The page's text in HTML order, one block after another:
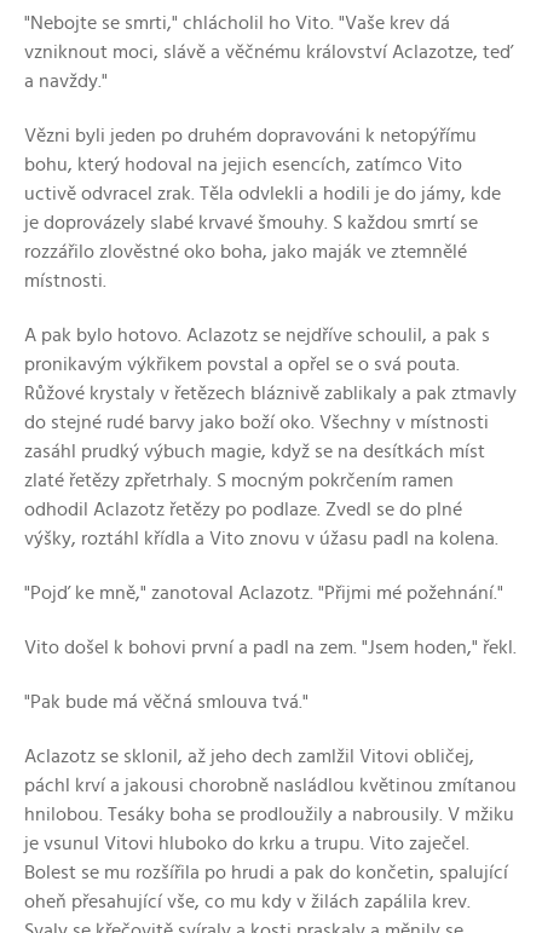
"Nebojte se smrti," chlácholil ho Vito. "Vaše krev dá
vzniknout moci, slávě a věčnému království Aclazotze, teď
a navždy."
Vězni byli jeden po druhém dopravováni k netopýřímu
bohu, který hodoval na jejich esencích, zatímco Vito
uctivě odvracel zrak. Těla odvlekli a hodili je do jámy, kde
je doprovázely slabé krvavé šmouhy. S každou smrtí se
rozzářilo zlověstné oko boha, jako maják ve ztemnělé
místnosti.
A pak bylo hotovo. Aclazotz se nejdříve schoulil, a pak s
pronikavým výkřikem povstal a opřel se o svá pouta.
Růžové krystaly v řetězech bláznivě zablikaly a pak ztmavly
do stejné rudé barvy jako boží oko. Všechny v místnosti
zasáhl prudký výbuch magie, když se na desítkách míst
zlaté řetězy zpřetrhaly. S mocným pokrčením ramen
odhodil Aclazotz řetězy po podlaze. Zvedl se do plné
výšky, roztáhl křídla a Vito znovu v úžasu padl na kolena.
"Pojď ke mně," zanotoval Aclazotz. "Přijmi mé požehnání."
Vito došel k bohovi první a padl na zem. "Jsem hoden," řekl.
"Pak bude má věčná smlouva tvá."
Aclazotz se sklonil, až jeho dech zamlžil Vitovi obličej,
páchl krví a jakousi chorobně nasládlou květinou zmítanou
hnilobou. Tesáky boha se prodloužily a nabrousily. V mžiku
je vsunul Vitovi hluboko do krku a trupu. Vito zaječel.
Bolest se mu rozšířila po hrudi a pak do končetin, spalující
oheň přesahující vše, co mu kdy v žilách zapálila krev.